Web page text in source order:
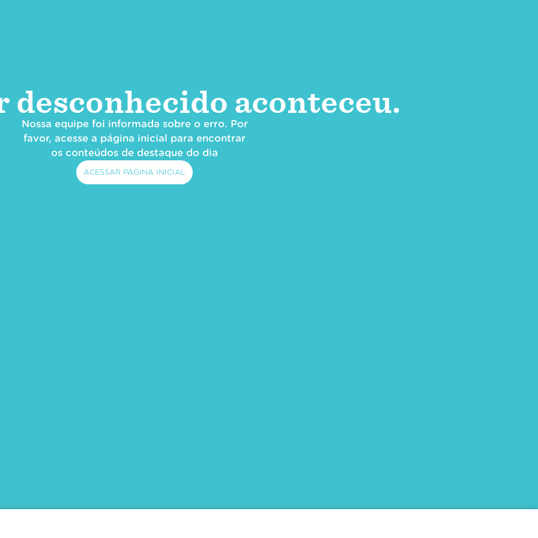
desconhecido aconteceu.
Nossa equipe foi informada sobre o erro. Por
favor, acesse a página inicial para encontrar
os conteúdos de destaque do dia
ACESSAR PÁGINA INICIAL